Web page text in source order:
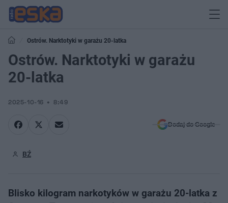
Ostrów. Narktotyki w garażu 20-latka
Ostrów. Narktotyki w garażu
20-latka
2025-10-16 8:49
Dodaj do Google
BŹ
​Blisko kilogram narkotyków w garażu 20-latka z